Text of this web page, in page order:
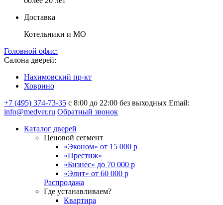
Доставка
Котельники и МО
Головной офис:
Салона дверей:
Нахимовский пр-кт
Ховрино
+7 (495) 374-73-35 с 8:00 до 22:00 без выходных Email:
info@medver.ru Обратный звонок
Каталог дверей
Ценовой сегмент
«Эконом» от 15 000 р
«Престиж»
«Бизнес» до 70 000 р
«Элит» от 60 000 р
Распродажа
Где устанавливаем?
Квартира